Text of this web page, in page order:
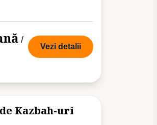
/
Vezi detalii
Kazbah-uri